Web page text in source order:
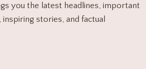
you the latest headlines, important
stories, and factual